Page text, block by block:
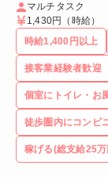
マルチタスク
1,430円 （時給）
時給1,400円以上
接客業経験者歓迎
個室にトイレ・お
徒歩圏内にコンビ
稼げる(総支給25